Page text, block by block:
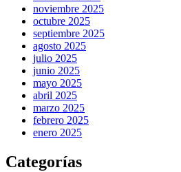
noviembre 2025
octubre 2025
septiembre 2025
agosto 2025
julio 2025
junio 2025
mayo 2025
abril 2025
marzo 2025
febrero 2025
enero 2025
Categorías